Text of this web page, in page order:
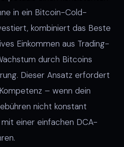
in ein Bitcoin-Cold-
kombiniert das Beste
Einkommen aus Trading-
durch Bitcoins
Dieser Ansatz erfordert
– wenn dein
nicht konstant
einer einfachen DCA-